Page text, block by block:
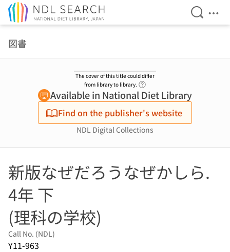
Open
図書
The cover of this title could differ
from library to library.
Available in National Diet Library
Find on the publisher's website
NDL Digital Collections
新版なぜだろうなぜかしら.
4年 下
(理科の学校)
Call No. (NDL)
Y11-963